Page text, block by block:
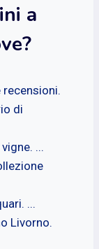
a
di
...
...
Livorno.